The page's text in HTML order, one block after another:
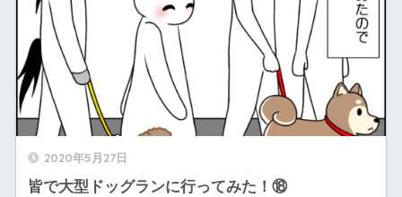
2020年5月27日
皆で大型ドッグランに行ってみた！⑱